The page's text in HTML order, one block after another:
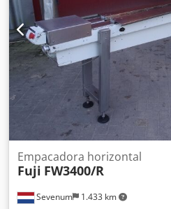
Sevenum 1.433 km
Empacadora horizontal
Fuji FW3400/R